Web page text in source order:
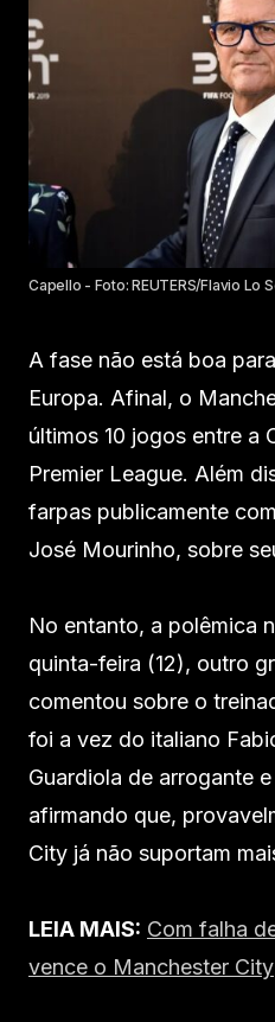
Capello - Foto: REUTERS/Flavio Lo
A fase não está boa
Europa. Afinal, o
últimos 10 jogos entre a
Premier League. Além
farpas publicamente
José Mourinho, sobre
No entanto, a polêmica
quinta-feira (12), outro
comentou sobre o
foi a vez do italiano
Guardiola de arrogante
afirmando que,
City já não suportam
LEIA MAIS: Com falha
vence o Manchester City